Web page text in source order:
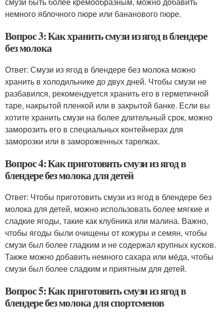
немного яблочного пюре или бананового пюре.
Вопрос 3: Как хранить смузи из ягод в блендере
без молока
Ответ: Смузи из ягод в блендере без молока можно
хранить в холодильнике до двух дней. Чтобы смузи не
разбавился, рекомендуется хранить его в герметичной
таре, накрытой пленкой или в закрытой банке. Если вы
хотите хранить смузи на более длительный срок, можно
заморозить его в специальных контейнерах для
заморозки или в замороженных тарелках.
Вопрос 4: Как приготовить смузи из ягод в
блендере без молока для детей
Ответ: Чтобы приготовить смузи из ягод в блендере без
молока для детей, можно использовать более мягкие и
сладкие ягоды, такие как клубника или малина. Важно,
чтобы ягоды были очищены от кожуры и семян, чтобы
смузи был более гладким и не содержал крупных кусков.
Также можно добавить немного сахара или мёда, чтобы
смузи был более сладким и приятным для детей.
Вопрос 5: Как приготовить смузи из ягод в
блендере без молока для спортсменов